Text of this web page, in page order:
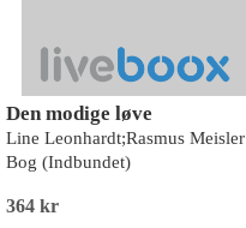
Den modige løve
Line Leonhardt;Rasmus Meisler
Bog (Indbundet)
364 kr